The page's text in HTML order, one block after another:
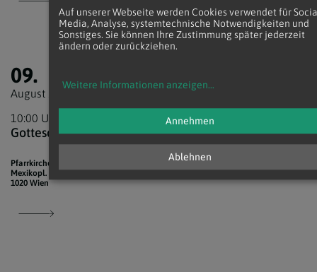
09.
August 2026
10:00 Uhr
Gottesdienst
Pfarrkirche Donaustadt
Mexikopl. 12
1020 Wien
Auf unserer Webseite werden Cookies verwendet für
Media, Analyse, systemtechnische Notwendigkeiten und
Sonstiges. Sie können Ihre Zustimmung später jederzeit
ändern oder zurückziehen.
Weitere Informationen anzeigen...
Ablehnen
Annehmen